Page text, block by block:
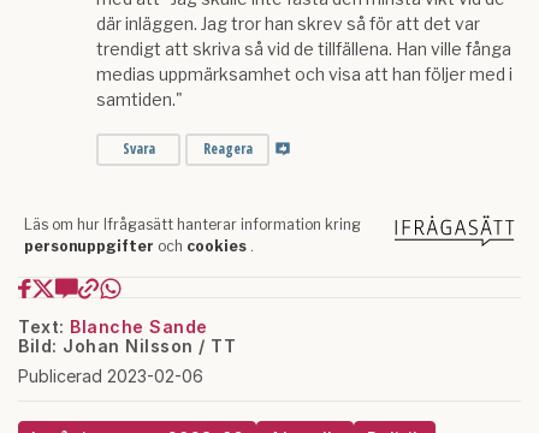
Text: Blanche Sande
Bild: Johan Nilsson / TT
Publicerad 2023-02-06